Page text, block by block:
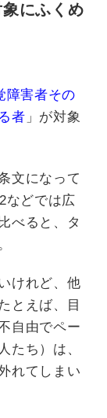
象にふくめ
障害者その
者 」が対象
文になって
などでは広
べると、タ
けれど、他
とえば、目
自由でペー
たち）は、
れてしまい